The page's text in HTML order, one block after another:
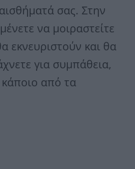
σας. Στην
να μοιραστείτε
εκνευριστούν και θα
για συμπάθεια,
από τα